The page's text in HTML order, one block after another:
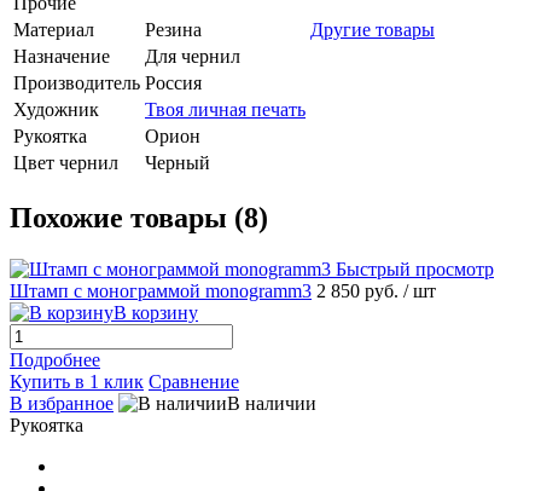
Материал
Резина
Другие товары
Назначение
Для чернил
Производитель Россия
Художник
Твоя личная печать
Рукоятка
Орион
Цвет чернил
Черный
Похожие товары (8)
Быстрый просмотр
Штамп с монограммой monogramm3 2 850 руб. / шт
В корзину
Подробнее
Купить в 1 клик Сравнение
В избранное
В наличии
Рукоятка